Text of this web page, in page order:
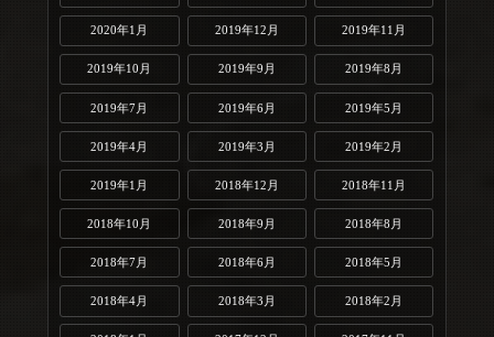
2020年1月 2019年12月 2019年11月
2019年10月 2019年9月 2019年8月
2019年7月 2019年6月 2019年5月
2019年4月 2019年3月 2019年2月
2019年1月 2018年12月 2018年11月
2018年10月 2018年9月 2018年8月
2018年7月 2018年6月 2018年5月
2018年4月 2018年3月 2018年2月